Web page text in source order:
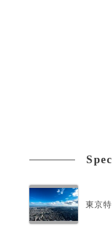
東京